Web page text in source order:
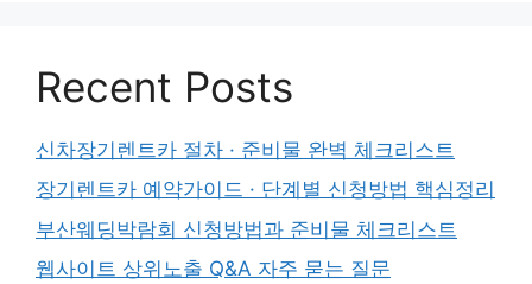
Recent Posts
신차장기렌트카 절차 · 준비물 완벽 체크리스트
장기렌트카 예약가이드 · 단계별 신청방법 핵심정리
부산웨딩박람회 신청방법과 준비물 체크리스트
웹사이트 상위노출 Q&A 자주 묻는 질문